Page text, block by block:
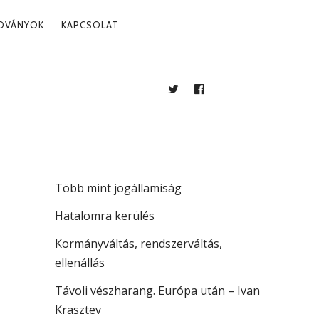
KAPCSOLAT
TWITTERFACEBOOK
Több mint jogállamiság
Hatalomra kerülés
Kormányváltás, rendszerváltás,
ellenállás
Távoli vészharang. Európa után – Ivan
Krasztev